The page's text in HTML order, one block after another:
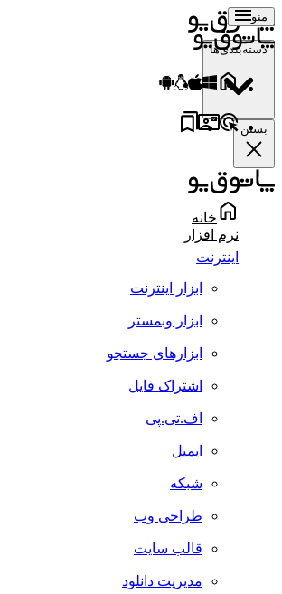
منو
دسته‌بندی‌ها
بستن
خانه
نرم افزار
اینترنت
ابزار اینترنت
ابزار وبمستر
ابزارهای جستجو
اشتراک فایل
اف.تی.پی
ایمیل
شبکه
طراحی وب
قالب سایت
مدیریت دانلود